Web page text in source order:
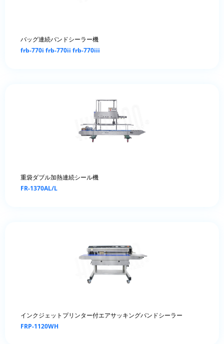
バッグ連続バンドシーラー機
frb-770i frb-770ii frb-770iii
重袋ダブル加熱連続シール機
FR-1370AL/L
インクジェットプリンター付エアサッキングバンドシーラー
FRP-1120WH